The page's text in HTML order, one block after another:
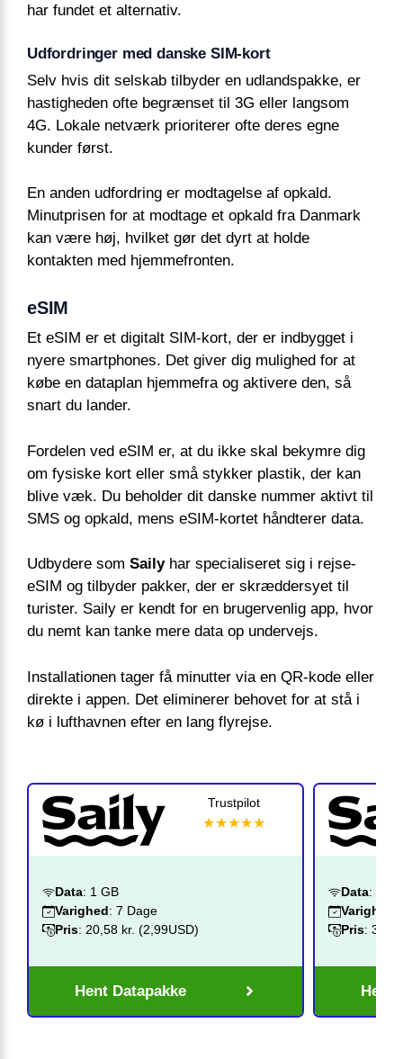
har fundet et alternativ.
Udfordringer med danske SIM-kort
Selv hvis dit selskab tilbyder en udlandspakke, er
hastigheden ofte begrænset til 3G eller langsom
4G. Lokale netværk prioriterer ofte deres egne
kunder først.
En anden udfordring er modtagelse af opkald.
Minutprisen for at modtage et opkald fra Danmark
kan være høj, hvilket gør det dyrt at holde
kontakten med hjemmefronten.
eSIM
Et eSIM er et digitalt SIM-kort, der er indbygget i
nyere smartphones. Det giver dig mulighed for at
købe en dataplan hjemmefra og aktivere den, så
snart du lander.
Fordelen ved eSIM er, at du ikke skal bekymre dig
om fysiske kort eller små stykker plastik, der kan
blive væk. Du beholder dit danske nummer aktivt til
SMS og opkald, mens eSIM-kortet håndterer data.
Udbydere som Sailyhar specialiseret sig i rejse-
eSIM og tilbyder pakker, der er skræddersyet til
turister. Saily er kendt for en brugervenlig app, hvor
du nemt kan tanke mere data op undervejs.
Installationen tager få minutter via en QR-kode eller
direkte i appen. Det eliminerer behovet for at stå i
kø i lufthavnen efter en lang flyrejse.
Trustpilot
★★★★★
Data: 1 GB
Varighed: 7 Dage
Pris: 20,58 kr. (2,99USD)
Hent Datapakke
Data: 3
Varighed
Pris:
Hent